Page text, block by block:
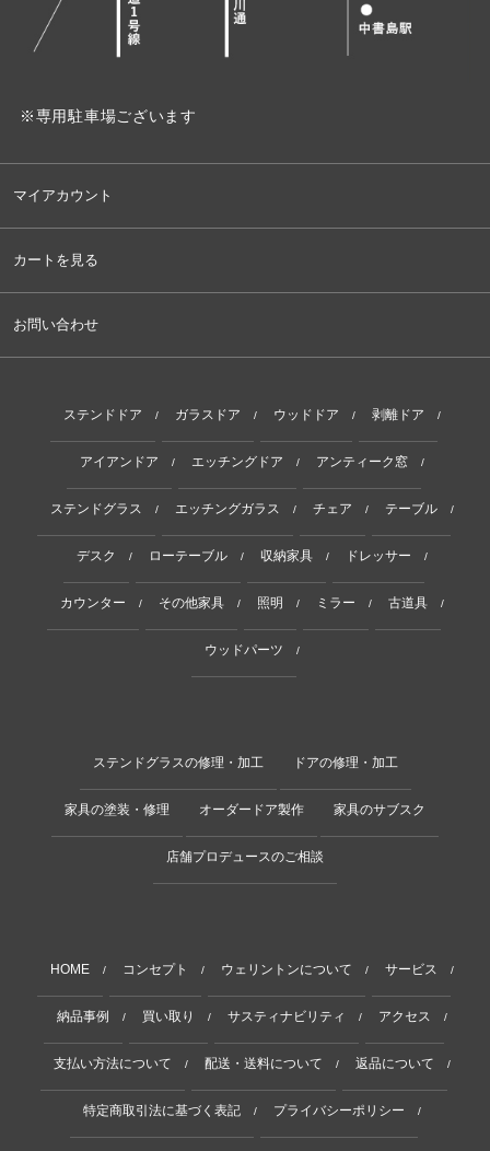
※専用駐車場ございます
マイアカウント
カートを見る
お問い合わせ
ステンドドア / ガラスドア / ウッドドア / 剥離ドア /
アイアンドア / エッチングドア / アンティーク窓 /
ステンドグラス / エッチングガラス / チェア / テーブル /
デスク / ローテーブル / 収納家具 / ドレッサー /
カウンター / その他家具 / 照明 / ミラー / 古道具 /
ウッドパーツ /
ステンドグラスの修理・加工 ドアの修理・加工
家具の塗装・修理 オーダードア製作 家具のサブスク
店舗プロデュースのご相談
HOME / コンセプト / ウェリントンについて / サービス /
納品事例 / 買い取り / サスティナビリティ / アクセス /
支払い方法について / 配送・送料について / 返品について /
特定商取引法に基づく表記 / プライバシーポリシー /